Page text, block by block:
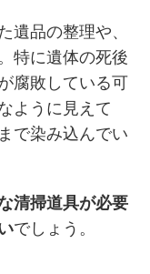
遺品の整理や、
特に遺体の死後
腐敗している可
ように見えて
で染み込んでい
清掃道具が必要
でしょう。